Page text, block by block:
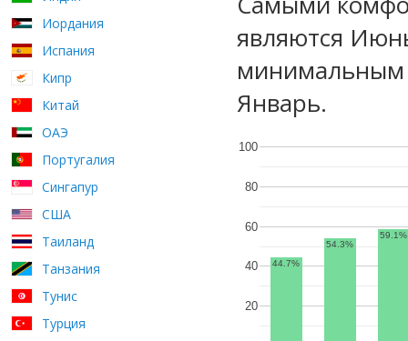
Иордания
Испания
Кипр
Китай
ОАЭ
Португалия
Сингапур
США
Таиланд
Танзания
Тунис
Турция
являются
минимальным
Январь.
20
40
60
80
100
44.7%
54.3%
59.1%